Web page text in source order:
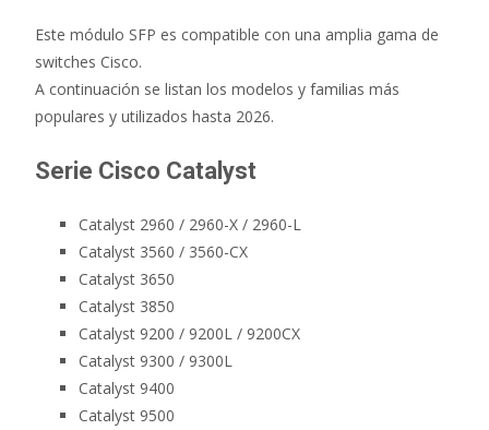
Este módulo SFP es compatible con una amplia gama de
switches Cisco.
A continuación se listan los modelos y familias más
populares y utilizados hasta 2026.
Serie Cisco Catalyst
Catalyst 2960 / 2960-X / 2960-L
Catalyst 3560 / 3560-CX
Catalyst 3650
Catalyst 3850
Catalyst 9200 / 9200L / 9200CX
Catalyst 9300 / 9300L
Catalyst 9400
Catalyst 9500